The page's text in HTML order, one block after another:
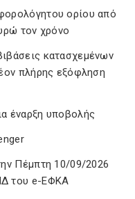
ορίου από
τον χρόνο
κατασχεμένων
πλήρης εξόφληση
έναρξη υποβολής
Πέμπτη 10/09/2026
του e-ΕΦΚΑ